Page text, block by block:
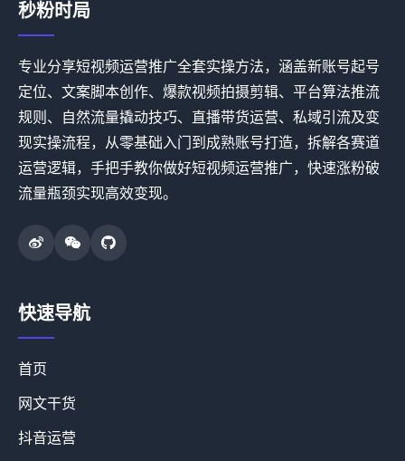
秒粉时局
专业分享短视频运营推广全套实操方法，涵盖新账号起号
定位、文案脚本创作、爆款视频拍摄剪辑、平台算法推流
规则、自然流量撬动技巧、直播带货运营、私域引流及变
现实操流程，从零基础入门到成熟账号打造，拆解各赛道
运营逻辑，手把手教你做好短视频运营推广，快速涨粉破
流量瓶颈实现高效变现。
快速导航
首页
网文干货
抖音运营